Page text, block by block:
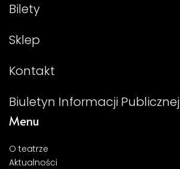
Bilety
Sklep
Kontakt
Biuletyn Informacji Publicznej
Menu
O teatrze
Aktualności